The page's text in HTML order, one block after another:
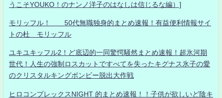
うこそYOUKO！のナンノ洋子のはなしは信じるな編）]
モリッフル！ 50代無職独身的まとめ速報！有益便利情報サイ
トの杜 モリッフル
ユキユキッフル2！ど底辺的一同驚愕騒然まとめ速報！超氷河期
世代！人生の強制ロスカットですべてを失ったキグナス氷子の愛
のクリスタルキングボンビー脱出大作戦
ヒロコンプレックスNIGHT 的まとめ速報！！子供が欲しいど陰キ